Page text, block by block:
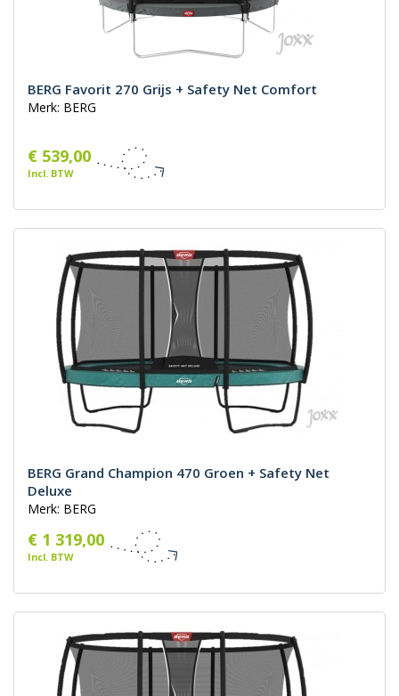
BERG Favorit 270 Grijs + Safety Net Comfort
Merk: BERG
€ 539,00
Incl. BTW
BERG Grand Champion 470 Groen + Safety Net
Deluxe
Merk: BERG
€ 1 319,00
Incl. BTW